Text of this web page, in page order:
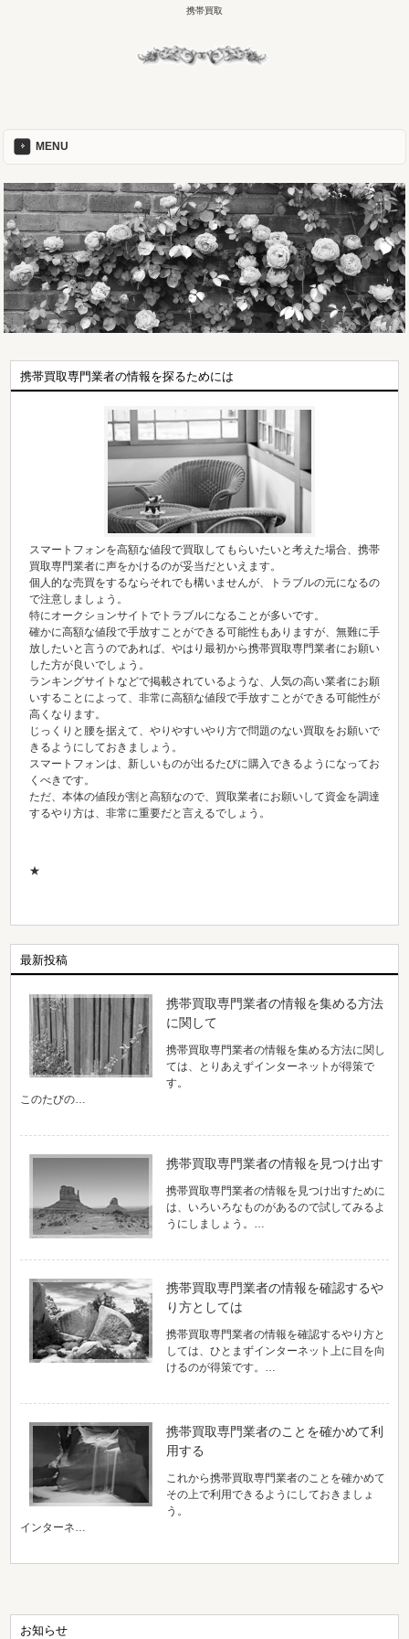
携帯買取
MENU
携帯買取専門業者の情報を探るためには
スマートフォンを高額な値段で買取してもらいたいと考えた場合、携帯
買取専門業者に声をかけるのが妥当だといえます。
個人的な売買をするならそれでも構いませんが、トラブルの元になるの
で注意しましょう。
特にオークションサイトでトラブルになることが多いです。
確かに高額な値段で手放すことができる可能性もありますが、無難に手
放したいと言うのであれば、やはり最初から携帯買取専門業者にお願い
した方が良いでしょう。
ランキングサイトなどで掲載されているような、人気の高い業者にお願
いすることによって、非常に高額な値段で手放すことができる可能性が
高くなります。
じっくりと腰を据えて、やりやすいやり方で問題のない買取をお願いで
きるようにしておきましょう。
スマートフォンは、新しいものが出るたびに購入できるようになってお
くべきです。
ただ、本体の値段が割と高額なので、買取業者にお願いして資金を調達
するやり方は、非常に重要だと言えるでしょう。
★
最新投稿
携帯買取専門業者の情報を集める方法
に関して
携帯買取専門業者の情報を集める方法に関し
ては、とりあえずインターネットが得策で
す。
このたびの…
携帯買取専門業者の情報を見つけ出す
携帯買取専門業者の情報を見つけ出すために
は、いろいろなものがあるので試してみるよ
うにしましょう。…
携帯買取専門業者の情報を確認するや
り方としては
携帯買取専門業者の情報を確認するやり方と
しては、ひとまずインターネット上に目を向
けるのが得策です。…
携帯買取専門業者のことを確かめて利
用する
これから携帯買取専門業者のことを確かめて
その上で利用できるようにしておきましょ
う。
インターネ…
お知らせ